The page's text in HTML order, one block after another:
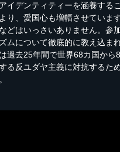
イデンティティーを涵養する
り、愛国心も増幅させていま
どはいっさいありません。参
ムについて徹底的に教え込ま
過去25年間で世界68カ国から
る反ユダヤ主義に対抗するた